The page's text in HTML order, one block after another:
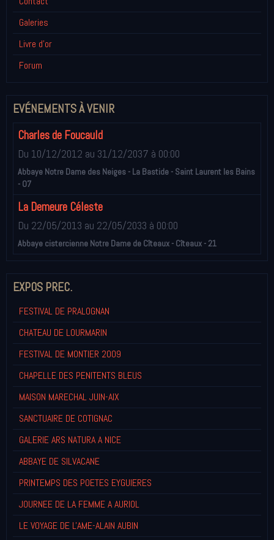
Galeries
Livre d'or
Forum
EVÉNEMENTS À VENIR
Charles de Foucauld
Du 10/12/2012 au 31/12/2037 à 00:00
Abbaye Notre Dame des Neiges - La Bastide - Saint Laurent les Bains
- 07
La Demeure Céleste
Du 22/05/2013 au 22/05/2033 à 00:00
Abbaye cistercienne Notre Dame de Cîteaux - Cîteaux - 21
EXPOS PREC.
FESTIVAL DE PRALOGNAN
CHATEAU DE LOURMARIN
FESTIVAL DE MONTIER 2009
CHAPELLE DES PENITENTS BLEUS
MAISON MARECHAL JUIN-AIX
SANCTUAIRE DE COTIGNAC
GALERIE ARS NATURA A NICE
ABBAYE DE SILVACANE
PRINTEMPS DES POETES EYGUIERES
JOURNEE DE LA FEMME A AURIOL
LE VOYAGE DE L'AME-ALAIN AUBIN